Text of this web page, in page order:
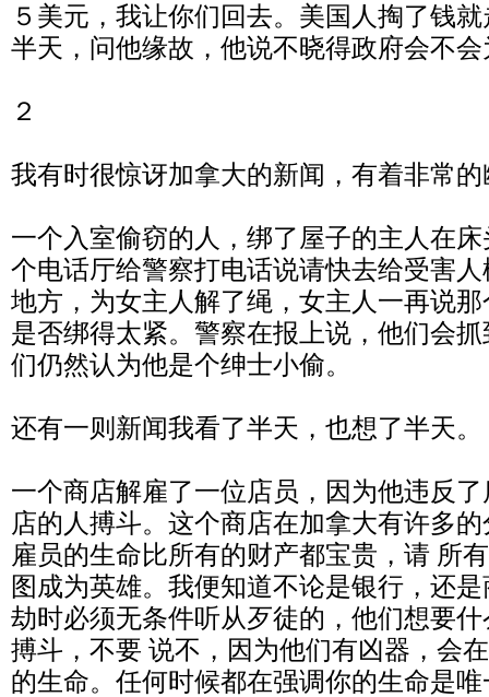
５美元，我让你们回去。美国人掏了钱
半天，问他缘故，他说不晓得政府会不
２
我有时很惊讶加拿大的新闻，有着非常的
一个入室偷窃的人，绑了屋子的主人在
个电话厅给警察打电话说请快去给受害
地方，为女主人解了绳，女主人一再说
是否绑得太紧。警察在报上说，他们会
们仍然认为他是个绅士小偷。
还有一则新闻我看了半天，也想了半天。
一个商店解雇了一位店员，因为他违反
店的人搏斗。这个商店在加拿大有许多
雇员的生命比所有的财产都宝贵，请 所
图成为英雄。我便知道不论是银行，还
劫时必须无条件听从歹徒的，他们想要
搏斗，不要 说不，因为他们有凶器，会
的生命。任何时候都在强调你的生命是